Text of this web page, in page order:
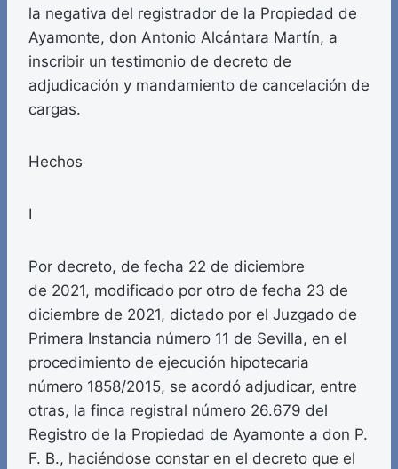
la negativa del registrador de la Propiedad de
Ayamonte, don Antonio Alcántara Martín, a
inscribir un testimonio de decreto de
adjudicación y mandamiento de cancelación de
cargas.
Hechos
I
Por decreto, de fecha 22 de diciembre
de 2021, modificado por otro de fecha 23 de
diciembre de 2021, dictado por el Juzgado de
Primera Instancia número 11 de Sevilla, en el
procedimiento de ejecución hipotecaria
número 1858/2015, se acordó adjudicar, entre
otras, la finca registral número 26.679 del
Registro de la Propiedad de Ayamonte a don P.
F. B., haciéndose constar en el decreto que el